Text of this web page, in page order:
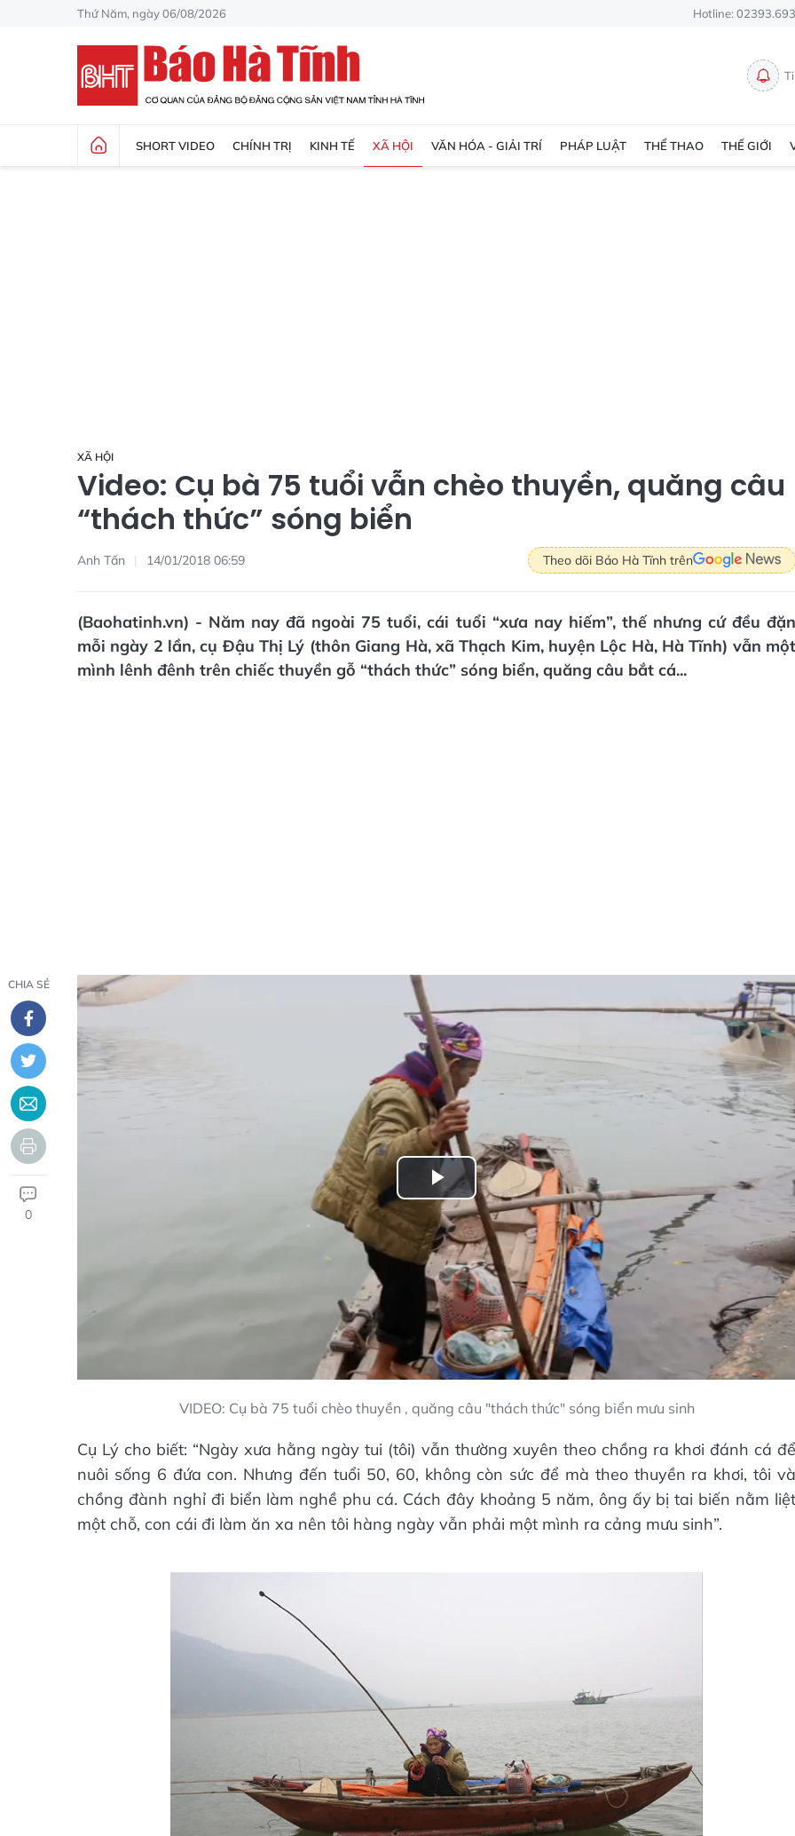
Thứ Năm, ngày 06/08/2026 Hotline:
SHORT VIDEO CHÍNH TRỊ KINH TẾ XÃ HỘI VĂN HÓA - GIẢI TRÍ PHÁP LUẬT THỂ THAO THẾ GIỚI
XÃ HỘI
Video: Cụ bà 75 tuổi vẫn chèo thuyền, quăng câu
“thách thức” sóng biển
Anh Tấn 14/01/2018 06:59 Theo dõi Báo Hà Tĩnh trên
(Baohatinh.vn) - Năm nay đã ngoài 75 tuổi, cái tuổi “xưa nay hiếm”, thế nhưng cứ đều đặn
mỗi ngày 2 lần, cụ Đậu Thị Lý (thôn Giang Hà, xã Thạch Kim, huyện Lộc Hà, Hà Tĩnh) vẫn một
mình lênh đênh trên chiếc thuyền gỗ “thách thức” sóng biển, quăng câu bắt cá...
CHIA SẺ
0
Play
Video
VIDEO: Cụ bà 75 tuổi chèo thuyền , quăng câu "thách thức" sóng biển mưu sinh
Cụ Lý cho biết: “Ngày xưa hằng ngày tui (tôi) vẫn thường xuyên theo chồng ra khơi đánh cá để
nuôi sống 6 đứa con. Nhưng đến tuổi 50, 60, không còn sức để mà theo thuyền ra khơi, tôi và
chồng đành nghỉ đi biển làm nghề phu cá. Cách đây khoảng 5 năm, ông ấy bị tai biến nằm liệt
một chỗ, con cái đi làm ăn xa nên tôi hàng ngày vẫn phải một mình ra cảng mưu sinh”.